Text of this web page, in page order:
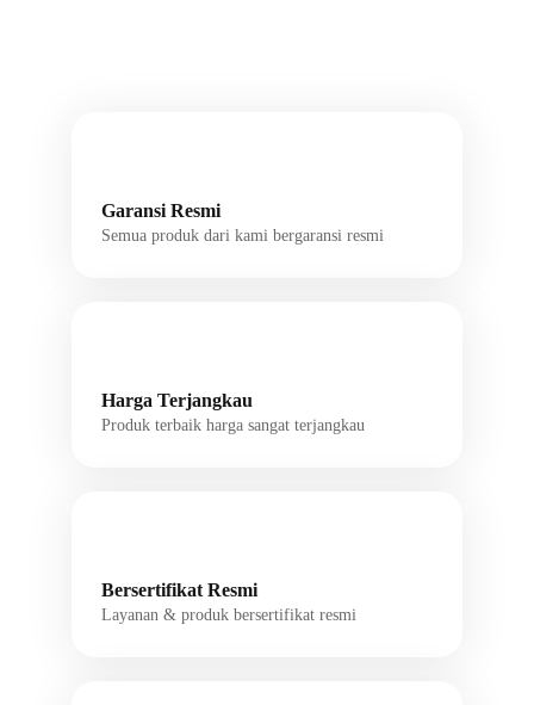
Garansi Resmi
Semua produk dari kami bergaransi resmi
Harga Terjangkau
Produk terbaik harga sangat terjangkau
Bersertifikat Resmi
Layanan & produk bersertifikat resmi